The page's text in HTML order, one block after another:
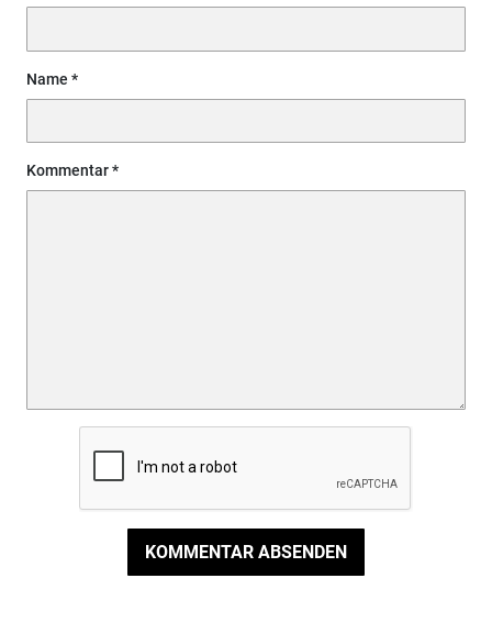
Name
Kommentar
KOMMENTAR ABSENDEN